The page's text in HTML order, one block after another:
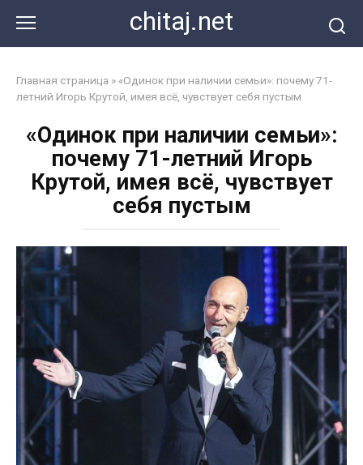
контенту
chitaj.net
Главная страница » «Одинок при наличии семьи»: почему 71-
летний Игорь Крутой, имея всё, чувствует себя пустым
«Одинок при наличии семьи»:
почему 71-летний Игорь
Крутой, имея всё, чувствует
себя пустым